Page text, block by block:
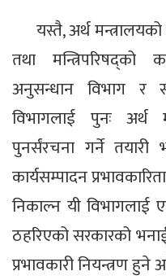
यस्तै, अर्थ
तथा मन्त्रिपरिषद्को
अनुसन्धान विभाग र
विभागलाई पुनः अर्थ
पुनर्संरचना गर्ने तयारी
कार्यसम्पादन
निकाल्न यी विभागलाई
ठहरिएको सरकारको
प्रभावकारी नियन्त्रण हुने